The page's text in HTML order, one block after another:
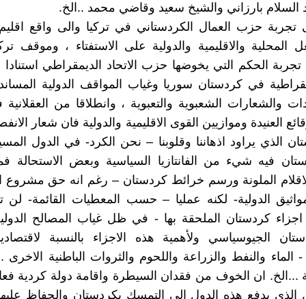
السلام بارزاني والشيخ سعيد وقاضي محمد ..الخ.
تجربة حزب العمال الكردستاني في تركيا والى واقع
المحلية والاقليمية والدولية على الاستفتاء ، وموقف
الحكم التي يخوضها حزب الاتحاد الديمقراطي
في كردستان سوريا وغياب المواقف الدولية
والشعارات الشعبوية والتعبوية ، وانطلاقا من
العنيدة وموازيين القوى الاقليمية والدولية فان شعار
الذي يراود اذهاننا وقلوبنا – نحن الكرد- في الدول
فيه شيء من الفانتازيا السياسية وبعض الاستحالة
الملونة ورسم خرائط كردستان – رغم انه حق مشروع
الدولية- لكنه عمليا – حسب المعطيات القائمة- لن
كردستان الملحقة بها - في ظل غياب المصالح
الجيوسياسي ولأهمية هذه الاجزاء بالنسبة
الماء والنفط والزراعة واللحوم والثروات الباطنية
...الخ. ان الخوف من فقدان السيطرة واقامة دولة كردية
الذي يدفع هذه الدول الى التمسك بكردستان والحفاظ